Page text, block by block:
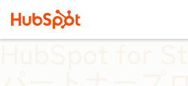
HubSpot for